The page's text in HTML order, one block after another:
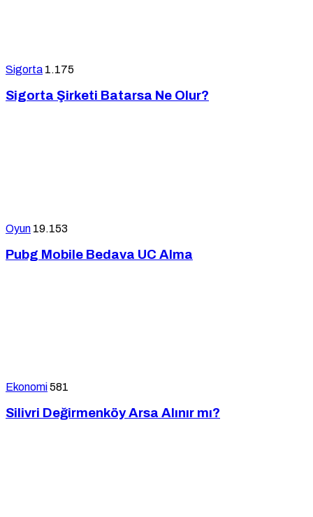
Sigorta 1.175
Sigorta Şirketi Batarsa Ne Olur?
Oyun 19.153
Pubg Mobile Bedava UC Alma
Ekonomi581
Silivri Değirmenköy Arsa Alınır mı?